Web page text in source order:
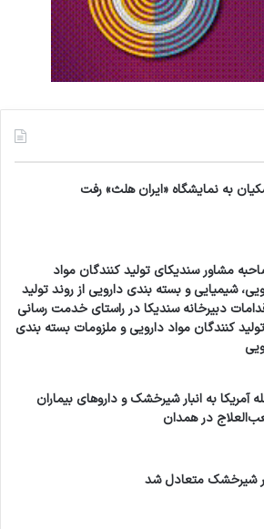
به نمایشگاه «ایران هلث» رفت
مشاور سندیکای تولید کنندگان مواد
شیمیایی و بسته بندی دارویی از روند تولید
دبیرخانه سندیکا در راستای خدمت رسانی
کنندگان مواد دارویی و ملزومات بسته بندی
آمریکا به انبار شیرخشک و داروهای بیماران
در همدان
شیرخشک متعادل شد